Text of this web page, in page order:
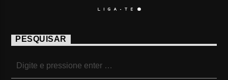
PESQUISAR